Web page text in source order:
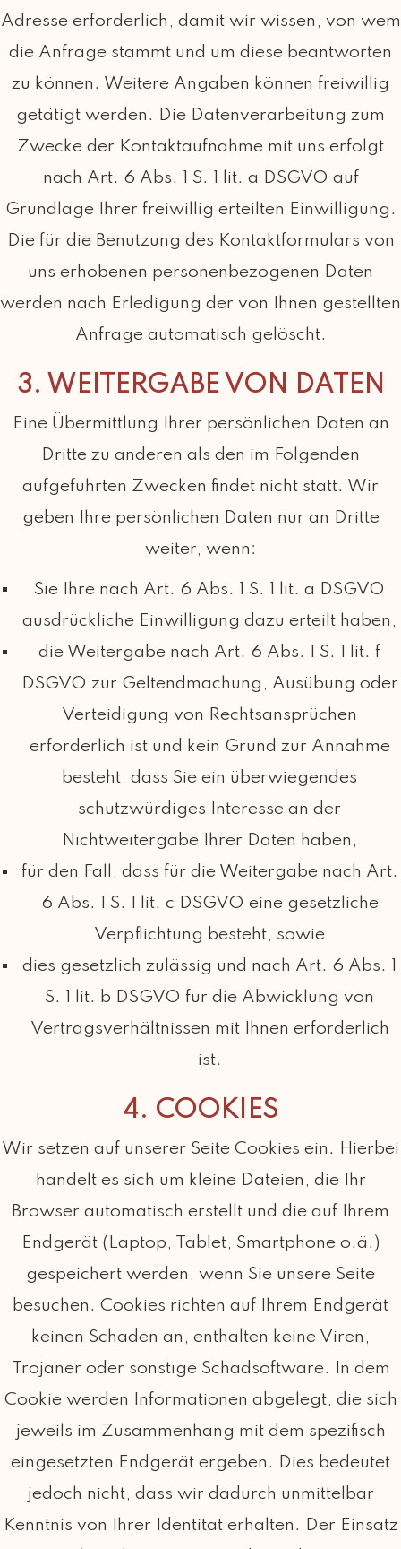
Adresse erforderlich, damit wir wissen, von wem
die Anfrage stammt und um diese beantworten
zu können. Weitere Angaben können freiwillig
getätigt werden. Die Datenverarbeitung zum
Zwecke der Kontaktaufnahme mit uns erfolgt
nach Art. 6 Abs. 1 S. 1 lit. a DSGVO auf
Grundlage Ihrer freiwillig erteilten Einwilligung.
Die für die Benutzung des Kontaktformulars von
uns erhobenen personenbezogenen Daten
werden nach Erledigung der von Ihnen gestellten
Anfrage automatisch gelöscht.
3. WEITERGABE VON DATEN
Eine Übermittlung Ihrer persönlichen Daten an
Dritte zu anderen als den im Folgenden
aufgeführten Zwecken findet nicht statt. Wir
geben Ihre persönlichen Daten nur an Dritte
weiter, wenn:
Sie Ihre nach Art. 6 Abs. 1 S. 1 lit. a DSGVO
ausdrückliche Einwilligung dazu erteilt haben,
die Weitergabe nach Art. 6 Abs. 1 S. 1 lit. f
DSGVO zur Geltendmachung, Ausübung oder
Verteidigung von Rechtsansprüchen
erforderlich ist und kein Grund zur Annahme
besteht, dass Sie ein überwiegendes
schutzwürdiges Interesse an der
Nichtweitergabe Ihrer Daten haben,
für den Fall, dass für die Weitergabe nach Art.
6 Abs. 1 S. 1 lit. c DSGVO eine gesetzliche
Verpflichtung besteht, sowie
dies gesetzlich zulässig und nach Art. 6 Abs. 1
S. 1 lit. b DSGVO für die Abwicklung von
Vertragsverhältnissen mit Ihnen erforderlich
ist.
4. COOKIES
Wir setzen auf unserer Seite Cookies ein. Hierbei
handelt es sich um kleine Dateien, die Ihr
Browser automatisch erstellt und die auf Ihrem
Endgerät (Laptop, Tablet, Smartphone o.ä.)
gespeichert werden, wenn Sie unsere Seite
besuchen. Cookies richten auf Ihrem Endgerät
keinen Schaden an, enthalten keine Viren,
Trojaner oder sonstige Schadsoftware. In dem
Cookie werden Informationen abgelegt, die sich
jeweils im Zusammenhang mit dem spezifisch
eingesetzten Endgerät ergeben. Dies bedeutet
jedoch nicht, dass wir dadurch unmittelbar
Kenntnis von Ihrer Identität erhalten. Der Einsatz